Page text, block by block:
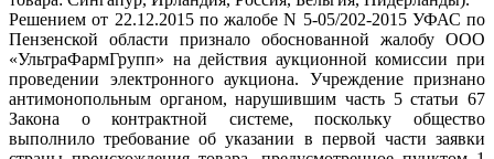
Решением от 22.12.2015 по жалобе N 5-05/202-2015 УФАС по
Пензенской области признало обоснованной жалобу ООО
«УльтраФармГрупп» на действия аукционной комиссии при
проведении электронного аукциона. Учреждение признано
антимонопольным органом, нарушившим часть 5 статьи 67
Закона о контрактной системе, поскольку общество
выполнило требование об указании в первой части заявки